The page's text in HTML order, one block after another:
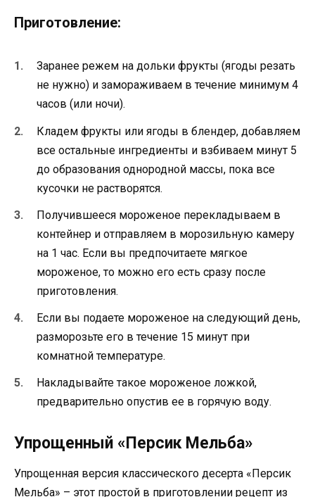
Приготовление:
Заранее режем на дольки фрукты (ягоды резать
не нужно) и замораживаем в течение минимум 4
часов (или ночи).
Кладем фрукты или ягоды в блендер, добавляем
все остальные ингредиенты и взбиваем минут 5
до образования однородной массы, пока все
кусочки не растворятся.
Получившееся мороженое перекладываем в
контейнер и отправляем в морозильную камеру
на 1 час. Если вы предпочитаете мягкое
мороженое, то можно его есть сразу после
приготовления.
Если вы подаете мороженое на следующий день,
разморозьте его в течение 15 минут при
комнатной температуре.
Накладывайте такое мороженое ложкой,
предварительно опустив ее в горячую воду.
Упрощенный «Персик Мельба»
Упрощенная версия классического десерта «Персик
Мельба» – этот простой в приготовлении рецепт из